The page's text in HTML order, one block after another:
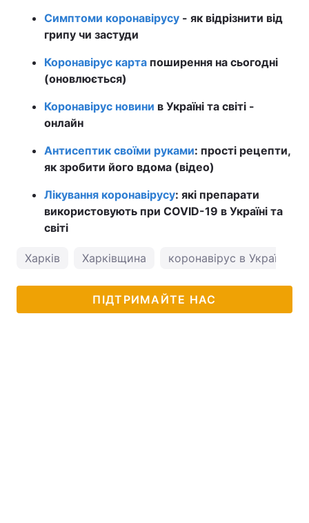
Симптоми коронавірусу - як відрізнити від
грипу чи застуди
Коронавірус карта поширення на сьогодні
(оновлюється)
Коронавірус новини в Україні та світі -
онлайн
Антисептик своїми руками: прості рецепти,
як зробити його вдома (відео)
Лікування коронавірусу: які препарати
використовують при COVID-19 в Україні та
світі
Харків Харківщина коронавірус в Україні
ПІДТРИМАЙТЕ НАС